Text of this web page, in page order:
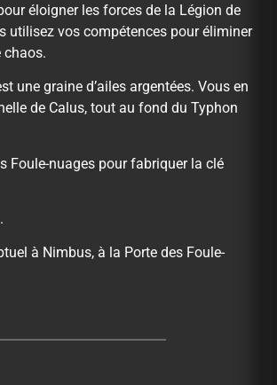
éloigner les forces de la Légion de
utilisez vos compétences pour éliminer
chaos.
une graine d’ailes argentées. Vous en
de Calus, tout au fond du Typhon
Foule-nuages pour fabriquer la clé
à Nimbus, à la Porte des Foule-